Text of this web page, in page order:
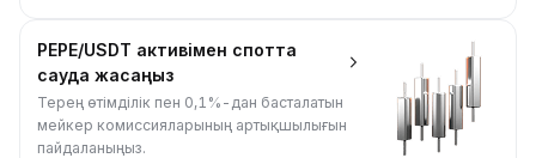
PEPE/USDT активімен спотта
сауда жасаңыз
Терең өтімділік пен 0,1%-дан басталатын
мейкер комиссияларының артықшылығын
пайдаланыңыз.